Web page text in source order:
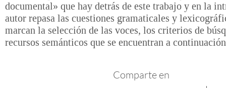
documental» que hay detrás de este trabajo y en la
autor repasa las cuestiones gramaticales y
marcan la selección de las voces, los criterios de
recursos semánticos que se encuentran a
Comparte en